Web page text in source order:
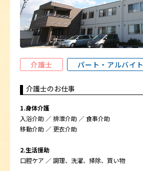
介護士 パート・アルバイト
介護士のお仕事
1.身体介護
入浴介助 ／ 排泄介助 ／ 食事介助
移動介助 ／ 更衣介助
2.生活援助
口腔ケア ／ 調理、洗濯、掃除、買い物